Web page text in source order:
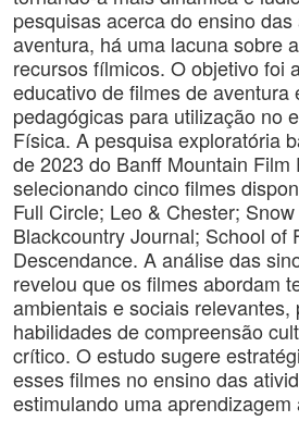
pesquisas acerca do ensino
aventura, há uma lacuna sobre
recursos fílmicos. O objetivo foi
educativo de filmes de aventura
pedagógicas para utilização no
Física. A pesquisa exploratória
de 2023 do Banff Mountain Film
selecionando cinco filmes
Full Circle; Leo & Chester;
Blackcountry Journal; School of
Descendance. A análise das
revelou que os filmes abordam
ambientais e sociais relevantes,
habilidades de compreensão
crítico. O estudo sugere
esses filmes no ensino das
estimulando uma